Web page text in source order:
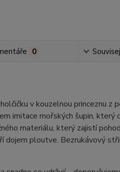
0
v kouzelnou princeznu z
imitace mořských šupin, který
materiálu, který zajistí
dojem ploutve. Bezrukávový